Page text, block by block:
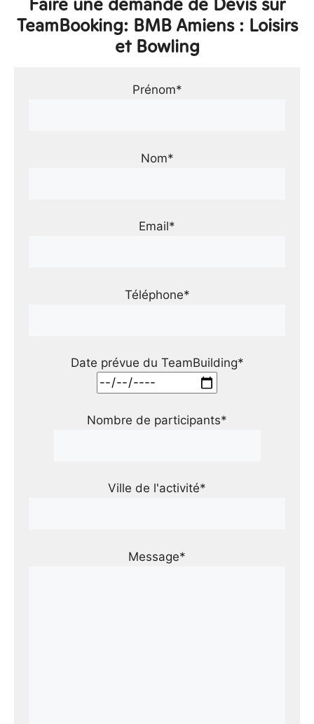
TeamBooking: BMB Amiens : Loisirs
et Bowling
Prénom*
Nom*
Email*
Téléphone*
Date prévue du TeamBuilding*
Nombre de participants*
Ville de l'activité*
Message*